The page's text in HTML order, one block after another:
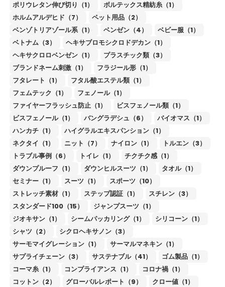
ポリウレタン伸び切り（1）
ボルテックス精紡糸（1）
ホルムアルデヒド（7）
ペット用品（2）
ベンゾトリアゾール系（1）
ベンゼン（4）
ベビー服（1）
ベトナム（3）
ヘキサブロモシクロドデカン（1）
ヘキサクロロベンゼン（1）
プラスチック類（3）
ブランドネーム刺激（1）
フラジール形（1）
フタレート（1）
フタル酸エステル類（1）
フェムテック（1）
フェノール（1）
ファイヤーフラッシュ防止（1）
ビスフェノール類（1）
ビスフェノール（1）
バングラデシュ（6）
バイオマス（1）
ハンカチ（1）
ハイグラルエキスパンション（1）
ネクタイ（1）
ニット（7） ナイロン（1）
トルエン（3）
トラブル事例（6）
トイレ（1）
チクチク感（1）
ダウンプルーフ（1）
ダウンヒルスーツ（1）
タオル（1）
セミナー（1）
スーツ（1）
スポーツ（10）
ストレッチ素材（1）
ステップ認証（1）
スチレン（3）
スタンダード100（15）
ジャンプスーツ（1）
ジオキサン（1）
シームパッカリング（1）
シリコーン（1）
シャツ（2）
シクロヘキサノン（3）
サーモマイグレーション（1）
サーマルマネキン（1）
サプライチェーン（3）
サステナブル（41）
ゴム製品（1）
コーマ糸（1）
コンプライアンス（1）
コロナ禍（1）
コットン（2）
グローバルレポート（9）
クロー値（1）